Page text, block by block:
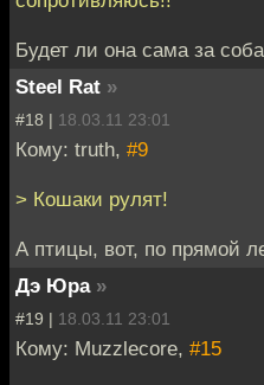
Будет ли она сама за
Steel Rat »
#18 | 18.03.11 23:01
Кому: truth, #9
> Кошаки рулят!
А птицы, вот, по прямой
Дэ Юра »
#19 | 18.03.11 23:01
Кому: Muzzlecore, #15